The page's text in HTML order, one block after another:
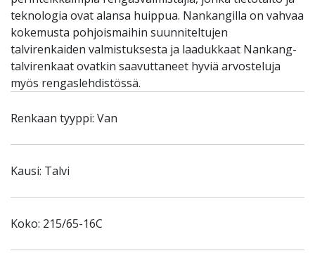
teknologia ovat alansa huippua. Nankangilla on vahvaa
kokemusta pohjoismaihin suunniteltujen
talvirenkaiden valmistuksesta ja laadukkaat Nankang-
talvirenkaat ovatkin saavuttaneet hyviä arvosteluja
myös rengaslehdistössä.
Renkaan tyyppi: Van
Kausi: Talvi
Koko: 215/65-16C